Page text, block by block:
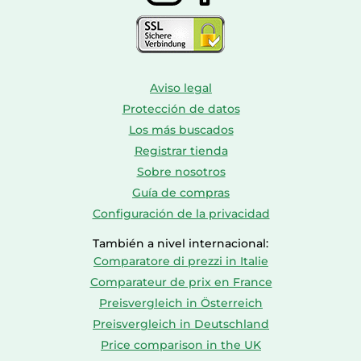
Aviso legal
Protección de datos
Los más buscados
Registrar tienda
Sobre nosotros
Guía de compras
Configuración de la privacidad
También a nivel internacional:
Comparatore di prezzi in Italie
Comparateur de prix en France
Preisvergleich in Österreich
Preisvergleich in Deutschland
Price comparison in the UK